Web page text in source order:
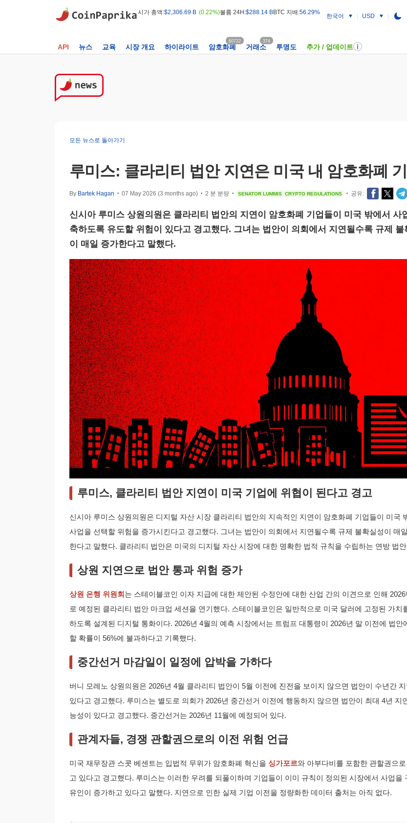
시가 총액:$2,306.69 B (0.22%)볼륨 24H:$288.14 BBTC 지배:56.29%
한국어 USD
API 뉴스 교육 시장 개요 하이라이트 암호화폐
60722
거래소
374
투명도 추가 / 업데이트
모든 뉴스로 돌아가기
루미스: 클라리티 법안 지연은 미국 내 암호화폐
By Bartek Hagan • 07 May 2026 (3 months ago) • 2 분 분량 • SENATOR LUMMIS CRYPTO REGULATIONS • 공유:
신시아 루미스 상원의원은 클라리티 법안의 지연이 암호화폐 기업들이 미국 밖에서 사
축하도록 유도할 위험이 있다고 경고했다. 그녀는 법안이 의회에서 지연될수록 규제 불
이 매일 증가한다고 말했다.
루미스, 클라리티 법안 지연이 미국 기업에 위협이 된다고 경고
신시아 루미스 상원의원은 디지털 자산 시장 클라리티 법안의 지속적인 지연이 암호화폐 기업들이 미국
사업을 선택할 위험을 증가시킨다고 경고했다. 그녀는 법안이 의회에서 지연될수록 규제 불확실성이 매
한다고 말했다. 클라리티 법안은 미국의 디지털 자산 시장에 대한 명확한 법적 규칙을 수립하는 연방 법
상원 지연으로 법안 통과 위험 증가
상원 은행 위원회는 스테이블코인 이자 지급에 대한 제안된 수정안에 대한 산업 간의 이견으로 인해 2026
로 예정된 클라리티 법안 마크업 세션을 연기했다. 스테이블코인은 일반적으로 미국 달러에 고정된 가치
하도록 설계된 디지털 통화이다. 2026년 4월의 예측 시장에서는 트럼프 대통령이 2026년 말 이전에 법안
할 확률이 56%에 불과하다고 기록했다.
중간선거 마감일이 일정에 압박을 가하다
버니 모레노 상원의원은 2026년 4월 클라리티 법안이 5월 이전에 진전을 보이지 않으면 법안이 수년간
있다고 경고했다. 루미스는 별도로 의회가 2026년 중간선거 이전에 행동하지 않으면 법안이 최대 4년 지
능성이 있다고 경고했다. 중간선거는 2026년 11월에 예정되어 있다.
관계자들, 경쟁 관할권으로의 이전 위험 언급
미국 재무장관 스콧 베센트는 입법적 무위가 암호화폐 혁신을 싱가포르와 아부다비를 포함한 관할권으로
고 있다고 경고했다. 루미스는 이러한 우려를 되풀이하며 기업들이 이미 규칙이 정의된 시장에서 사업을
유인이 증가하고 있다고 말했다. 지연으로 인한 실제 기업 이전을 정량화한 데이터 출처는 아직 없다.